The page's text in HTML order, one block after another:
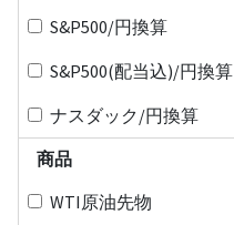
S&P500/円換算
S&P500(配当込)/円換算
ナスダック/円換算
商品
WTI原油先物